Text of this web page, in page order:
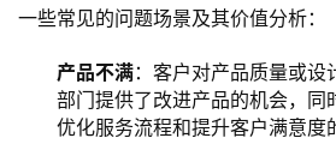
一些常见的问题场景及其价值分析：
产品不满：客户对产品质量或设
部门提供了改进产品的机会，同
优化服务流程和提升客户满意度